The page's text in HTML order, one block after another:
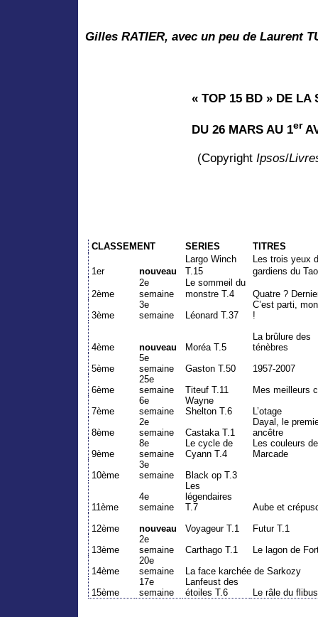
Gilles RATIER, avec un peu de Laurent
« TOP 15 BD » DE LA
DU 26 MARS AU 1er
(Copyright Ipsos/
CLASSEMENT SERIES TITRES
1er nouveau
Largo Winch
T.15
Les trois yeux
gardiens du Tao
2ème
2e
semaine
Le sommeil du
monstre T.4
Quatre ?
3ème
3e
semaine
Léonard T.37
C’est parti,
!
4ème nouveau Moréa T.5
La brûlure des
ténèbres
5ème
5e
semaine
Gaston T.50
1957-2007
6ème
25e
semaine
Titeuf T.11
Mes meilleurs
7ème
6e
semaine
Wayne
Shelton T.6
L’otage
8ème
2e
semaine
Castaka T.1
Dayal, le
ancêtre
9ème
8e
semaine
Le cycle de
Cyann T.4
Les couleurs de
Marcade
10ème
3e
semaine
Black op T.3
11ème
4e
semaine
Les
légendaires
T.7
Aube et
12ème
nouveau Voyageur T.1
Futur T.1
13ème
2e
semaine
Carthago T.1
Le lagon de
14ème
20e
semaine
La face karchée de Sarkozy
15ème
17e
semaine
Lanfeust des
étoiles T.6
Le râle du